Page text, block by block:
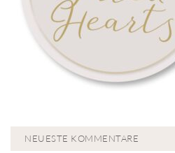
NEUESTE KOMMENTARE